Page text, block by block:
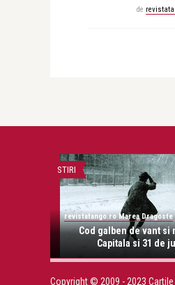
de
STIRI
revistatango.ro Marea Dragoste
Cod galben de vant si
Capitala si 31 de
Copyright © 2009 - 2023 Cartile